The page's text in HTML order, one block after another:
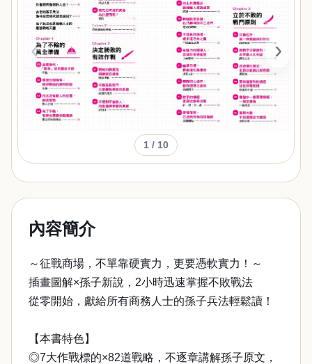
‹ ›
1 / 10
內容簡介
～征戰商場，不單靠硬實力，更要憑軟實力！～
插畫圖解×孫子新說，2小時迅速掌握不敗戰法
從零開始，獻給所有商務人士的孫子兵法輕鬆讀！
【本書特色】
◎7大作戰標的×82道戰略，不逐章講解孫子原文，